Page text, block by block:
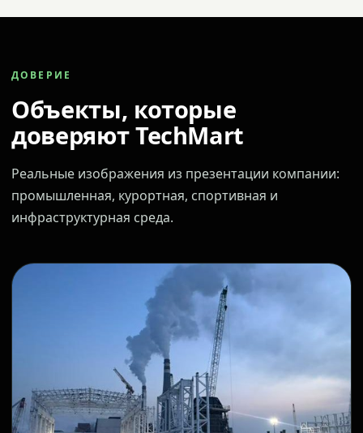
ДОВЕРИЕ
Объекты, которые
доверяют TechMart
Реальные изображения из презентации компании:
промышленная, курортная, спортивная и
инфраструктурная среда.